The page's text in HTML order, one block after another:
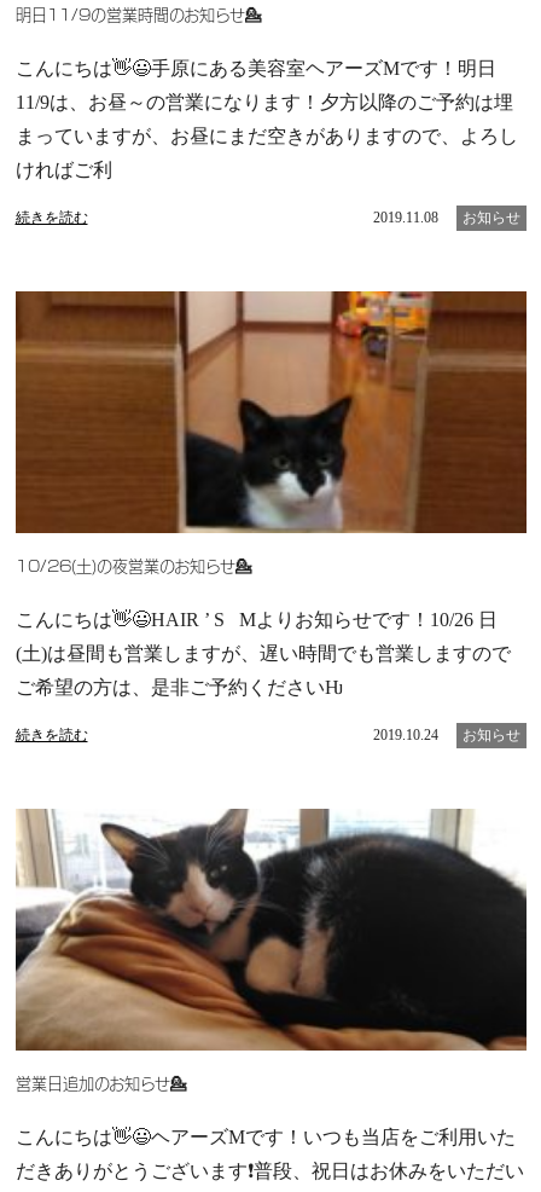
明日11/9の営業時間のお知らせ💁
こんにちは👋😃手原にある美容室ヘアーズMです！明日
11/9は、お昼～の営業になります！夕方以降のご予約は埋
まっていますが、お昼にまだ空きがありますので、よろし
ければご利
続きを読む 2019.11.08 お知らせ
10/26(土)の夜営業のお知らせ💁
こんにちは👋😃HAIR ’ S Mよりお知らせです！10/26 日
(土)は昼間も営業しますが、遅い時間でも営業しますので
ご希望の方は、是非ご予約くださいǶ
続きを読む 2019.10.24 お知らせ
営業日追加のお知らせ💁
こんにちは👋😃ヘアーズMです！いつも当店をご利用いた
だきありがとうございます❗普段、祝日はお休みをいただい